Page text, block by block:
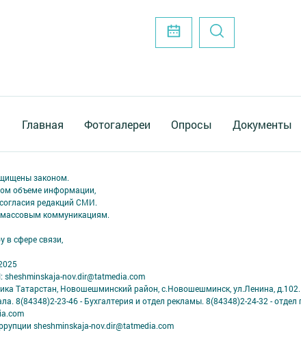
Главная Фотогалереи Опросы Документы
законом.
объеме информации,
редакций СМИ.
массовым коммуникациям.
сфере связи,
nov.dir@tatmedia.com
Татарстан, Новошешминский район, с.Новошешминск, ул.Ленина, д.102.
8(84348)2-23-46 - Бухгалтерия и отдел рекламы. 8(84348)2-24-32 - отдел
sheshminskaja-nov.dir@tatmedia.com